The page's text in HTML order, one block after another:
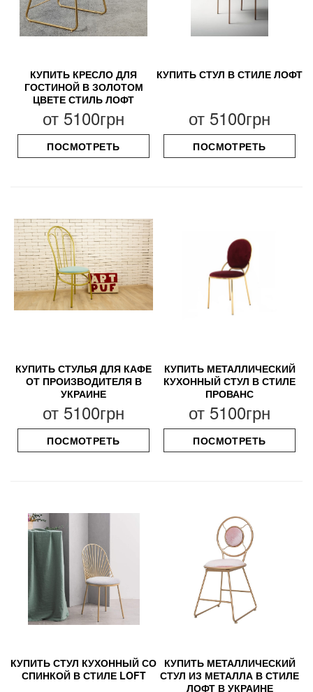
КУПИТЬ КРЕСЛО ДЛЯ
ГОСТИНОЙ В ЗОЛОТОМ
ЦВЕТЕ СТИЛЬ ЛОФТ
от 5100грн
ПОСМОТРЕТЬ
КУПИТЬ СТУЛ В СТИЛЕ ЛОФТ
от 5100грн
ПОСМОТРЕТЬ
КУПИТЬ СТУЛЬЯ ДЛЯ КАФЕ
ОТ ПРОИЗВОДИТЕЛЯ В
УКРАИНЕ
от 5100грн
ПОСМОТРЕТЬ
КУПИТЬ МЕТАЛЛИЧЕСКИЙ
КУХОННЫЙ СТУЛ В СТИЛЕ
ПРОВАНС
от 5100грн
ПОСМОТРЕТЬ
КУПИТЬ СТУЛ КУХОННЫЙ СО
СПИНКОЙ В СТИЛЕ LOFT
КУПИТЬ МЕТАЛЛИЧЕСКИЙ
СТУЛ ИЗ МЕТАЛЛА В СТИЛЕ
ЛОФТ В УКРАИНЕ